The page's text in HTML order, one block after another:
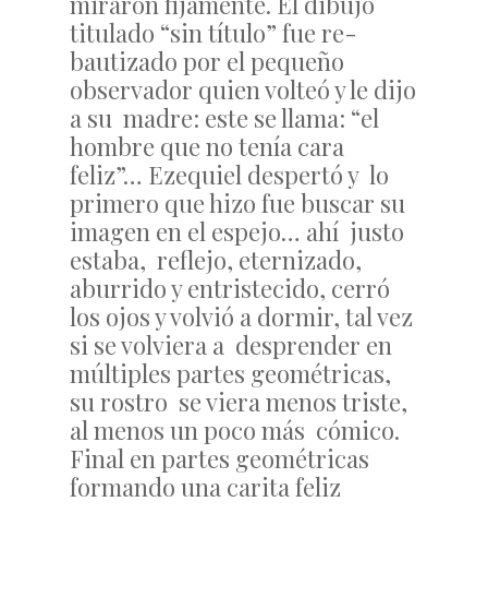
titulado “sin título” fue re-
bautizado por el pequeño
observador quien volteó y le dijo
a su madre: este se llama: “el
hombre que no tenía cara
feliz”… Ezequiel despertó y lo
primero que hizo fue buscar su
imagen en el espejo… ahí justo
estaba, reflejo, eternizado,
aburrido y entristecido, cerró
los ojos y volvió a dormir, tal vez
si se volviera a desprender en
múltiples partes geométricas,
su rostro se viera menos triste,
al menos un poco más cómico.
Final en partes geométricas
formando una carita feliz